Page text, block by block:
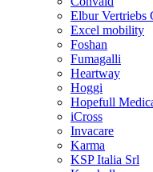
Elbur Vertriebs
Excel mobility
Foshan
Fumagalli
Heartway
Hoggi
Hopefull
iCross
Invacare
Karma
KSP Italia Srl